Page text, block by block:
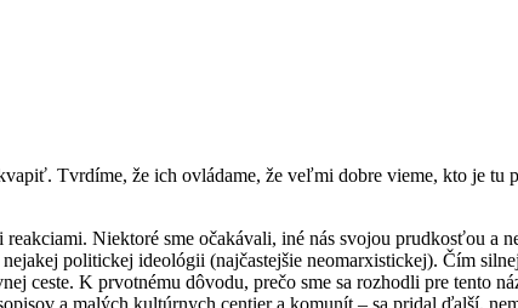
Tvrdíme, že ich ovládame, že veľmi dobre vieme, kto je tu
reakciami. Niektoré sme očakávali, iné nás svojou prudkosťou a
politickej ideológii (najčastejšie neomarxistickej). Čím
ceste. K prvotnému dôvodu, prečo sme sa rozhodli pre tento
a malých kultúrnych centier a komunít – sa pridal ďalší,